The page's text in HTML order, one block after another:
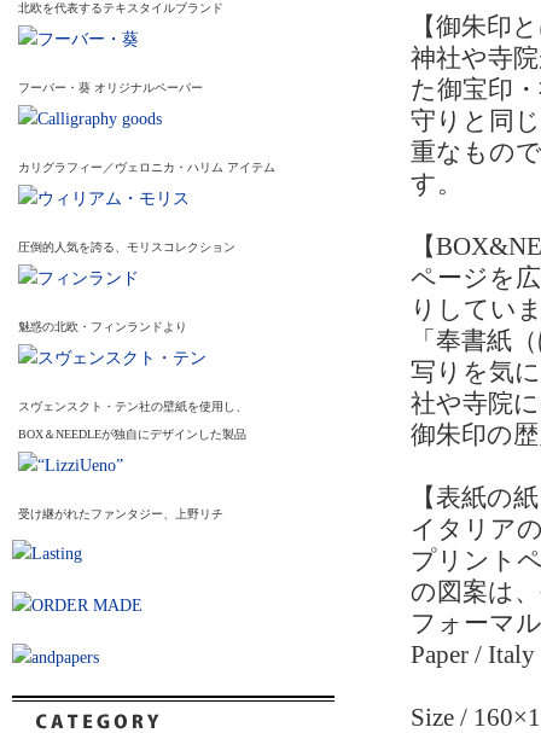
北欧を代表するテキスタイルブランド
フーバー・葵 オリジナルペーパー
カリグラフィー／ヴェロニカ・ハリム アイテム
圧倒的人気を誇る、モリスコレクション
魅惑の北欧・フィンランドより
スヴェンスクト・テン社の壁紙を使用し、
BOX＆NEEDLEが独自にデザインした製品
受け継がれたファンタジー、上野リチ
【御朱印
神社や寺
た御宝印
守りと同
重なもの
す。
【
ページを
りしてい
「奉書紙
写りを気
社や寺院
御朱印の
【表紙の
イタリア
プリント
の図案は
フォーマ
Paper / Italy
Size /